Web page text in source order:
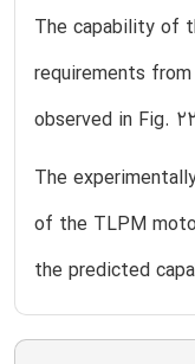
The capability of
requirements
observed in Fig.
The
of the TLPM
the predicted